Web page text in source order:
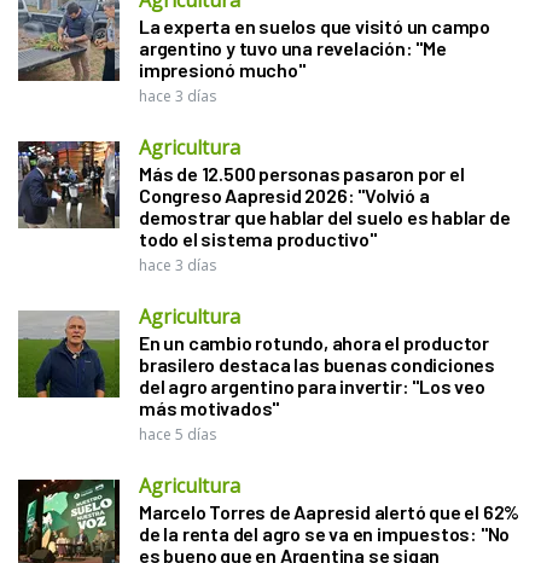
La experta en suelos que visitó un campo
argentino y tuvo una revelación: "Me
impresionó mucho"
hace 3 días
Agricultura
Más de 12.500 personas pasaron por el
Congreso Aapresid 2026: "Volvió a
demostrar que hablar del suelo es hablar de
todo el sistema productivo"
hace 3 días
Agricultura
En un cambio rotundo, ahora el productor
brasilero destaca las buenas condiciones
del agro argentino para invertir: "Los veo
más motivados"
hace 5 días
Agricultura
Marcelo Torres de Aapresid alertó que el 62%
de la renta del agro se va en impuestos: "No
es bueno que en Argentina se sigan